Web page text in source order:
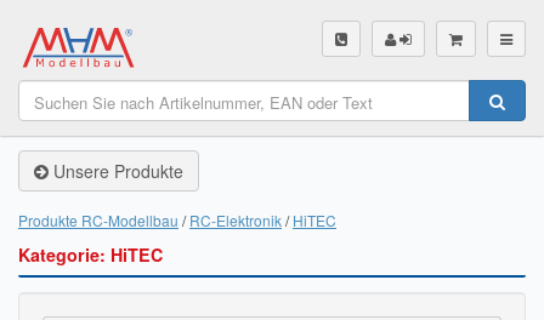
SHOP
Unsere Produkte
Servo Finder
Unsere Produkte
Produkte RC-Modellbau RC-Elektronik HiTEC
Kategorie: HiTEC